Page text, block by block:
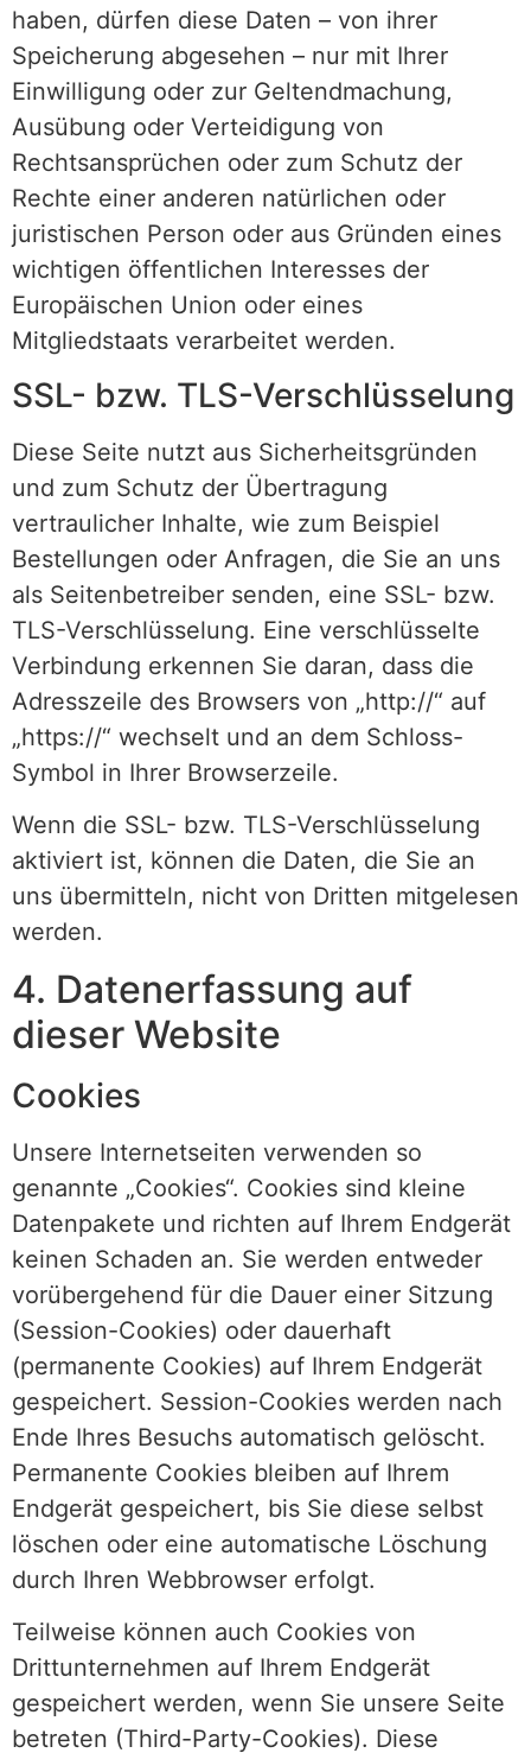
haben, dürfen diese Daten – von ihrer
Speicherung abgesehen – nur mit Ihrer
Einwilligung oder zur Geltendmachung,
Ausübung oder Verteidigung von
Rechtsansprüchen oder zum Schutz der
Rechte einer anderen natürlichen oder
juristischen Person oder aus Gründen eines
wichtigen öffentlichen Interesses der
Europäischen Union oder eines
Mitgliedstaats verarbeitet werden.
SSL- bzw. TLS-Verschlüsselung
Diese Seite nutzt aus Sicherheitsgründen
und zum Schutz der Übertragung
vertraulicher Inhalte, wie zum Beispiel
Bestellungen oder Anfragen, die Sie an uns
als Seitenbetreiber senden, eine SSL- bzw.
TLS-Verschlüsselung. Eine verschlüsselte
Verbindung erkennen Sie daran, dass die
Adresszeile des Browsers von „http://“ auf
„https://“ wechselt und an dem Schloss-
Symbol in Ihrer Browserzeile.
Wenn die SSL- bzw. TLS-Verschlüsselung
aktiviert ist, können die Daten, die Sie an
uns übermitteln, nicht von Dritten mitgelesen
werden.
4. Datenerfassung auf
dieser Website
Cookies
Unsere Internetseiten verwenden so
genannte „Cookies“. Cookies sind kleine
Datenpakete und richten auf Ihrem Endgerät
keinen Schaden an. Sie werden entweder
vorübergehend für die Dauer einer Sitzung
(Session-Cookies) oder dauerhaft
(permanente Cookies) auf Ihrem Endgerät
gespeichert. Session-Cookies werden nach
Ende Ihres Besuchs automatisch gelöscht.
Permanente Cookies bleiben auf Ihrem
Endgerät gespeichert, bis Sie diese selbst
löschen oder eine automatische Löschung
durch Ihren Webbrowser erfolgt.
Teilweise können auch Cookies von
Drittunternehmen auf Ihrem Endgerät
gespeichert werden, wenn Sie unsere Seite
betreten (Third-Party-Cookies). Diese